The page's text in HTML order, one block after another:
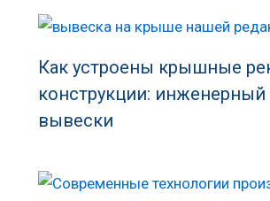
Как устроены крышные
конструкции: инженерный
вывески